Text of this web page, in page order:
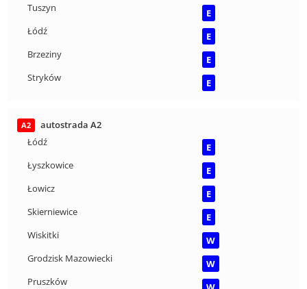
Tuszyn
E
Łódź
E
Brzeziny
E
Stryków
E
A2
autostrada A2
Łódź
E
Łyszkowice
E
Łowicz
E
Skierniewice
E
Wiskitki
W
Grodzisk Mazowiecki
W
Pruszków